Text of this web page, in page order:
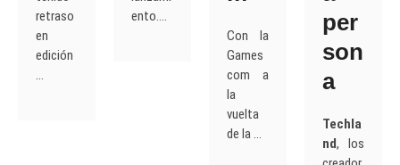
retraso
en
edición
…
ento.…
Con la
Games
com a
la
vuelta
de la …
per
son
a
Techla
nd, los